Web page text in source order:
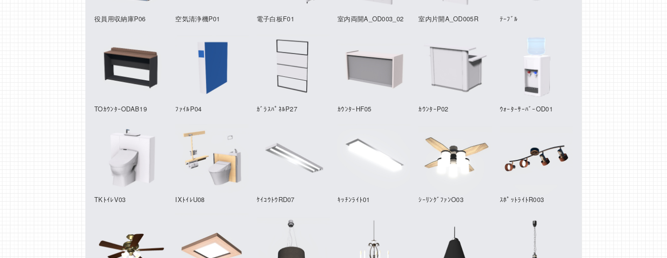
役員用収納庫P06 空気清浄機P01 電子白板F01 室内両開A_OD003_02 室内片開A_OD005R ﾃｰﾌﾞﾙ
TOｶｳﾝﾀｰODAB19 ﾌｧｲﾙP04 ｶﾞﾗｽﾊﾟﾈﾙP27 ｶｳﾝﾀｰHF05 ｶｳﾝﾀｰP02 ｳｫｰﾀｰｻｰﾊﾞｰOD01
TKﾄｲﾚV03 IXﾄｲﾚU08 ｹｲｺｳﾄｳRD07 ｷｯﾁﾝﾗｲﾄ01 ｼｰﾘﾝｸﾞﾌｧﾝO03 ｽﾎﾟｯﾄﾗｲﾄR003